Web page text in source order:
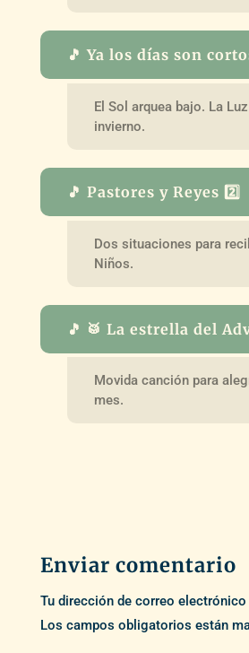
🎵 Ya los días son
El Sol arquea bajo. La
invierno.
🎵 Pastores y Reyes 2️⃣
Dos situaciones para
Niños.
🎵 🥁 La estrella del
Movida canción para
mes.
Enviar comentario
Tu dirección de correo
Los campos obligatorios están